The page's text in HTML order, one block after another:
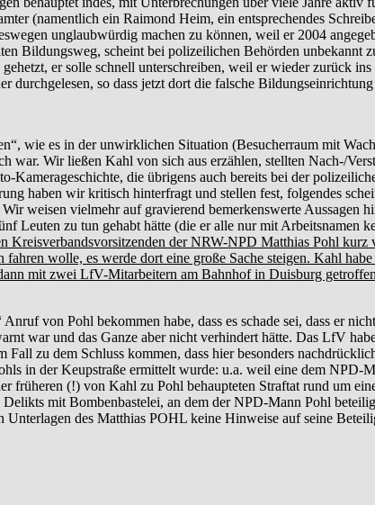
(namentlich ein Raimond Heim, ein entsprechendes
unglaubwürdig machen zu können, weil er 2004
Bildungsweg, scheint bei polizeilichen Behörden unbekannt
er solle schnell unterschreiben, weil er wieder zurück ins
durchgelesen, so dass jetzt dort die falsche Bildungseinrichtung
wie es in der unwirklichen Situation (Besucherraum mit
war. Wir ließen Kahl von sich aus erzählen, stellten Nach-/
die übrigens auch bereits bei der
haben wir kritisch hinterfragt und stellen fest, folgendes
weisen vielmehr auf gravierend bemerkenswerte Aussagen
zu tun gehabt hätte (die er alle nur mit Arbeitsnamen
Kreisverbandsvorsitzenden der NRW-NPD Matthias Pohl kurz
wolle, es werde dort eine große Sache steigen. Kahl habe
mit zwei LfV-Mitarbeitern am Bahnhof in Duisburg
von Pohl bekommen habe, dass es schade sei, dass er
war und das Ganze aber nicht verhindert hätte. Das LfV
zu dem Schluss kommen, dass hier besonders
in der Keupstraße ermittelt wurde: u.a. weil eine dem NPD-
(!) von Kahl zu Pohl behaupteten Straftat rund um
mit Bombenbastelei, an dem der NPD-Mann Pohl
des Matthias POHL keine Hinweise auf seine